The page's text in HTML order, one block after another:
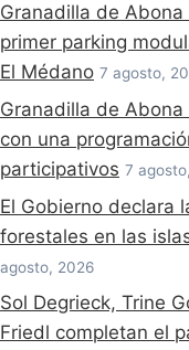
Granadilla de
primer parking
El Médano 7 agosto,
Granadilla de Abona
con una
participativos 7
El Gobierno declara
forestales en las
agosto, 2026
Sol Degrieck, Trine
Friedl completan el